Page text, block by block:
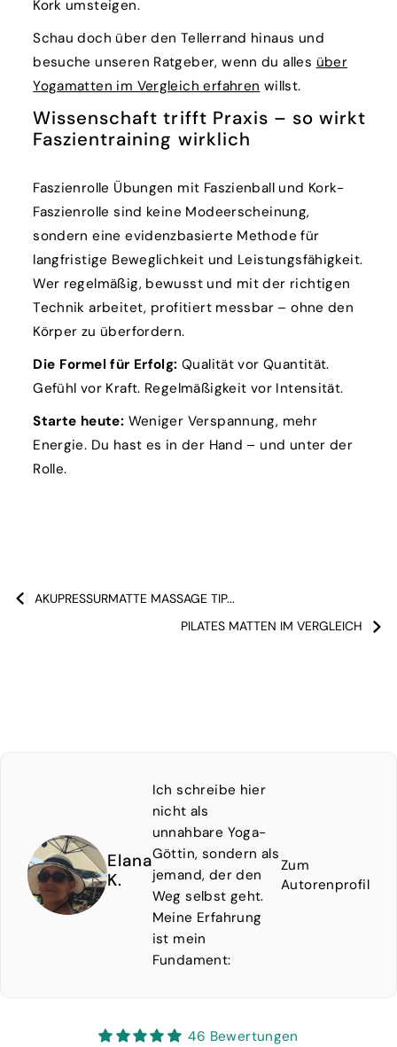
Kork umsteigen.
Schau doch über den Tellerrand hinaus und
besuche unseren Ratgeber, wenn du alles über
Yogamatten im Vergleich erfahren willst.
Wissenschaft trifft Praxis – so wirkt
Faszientraining wirklich
Faszienrolle Übungen mit Faszienball und Kork-
Faszienrolle sind keine Modeerscheinung,
sondern eine evidenzbasierte Methode für
langfristige Beweglichkeit und Leistungsfähigkeit.
Wer regelmäßig, bewusst und mit der richtigen
Technik arbeitet, profitiert messbar – ohne den
Körper zu überfordern.
Die Formel für Erfolg: Qualität vor Quantität.
Gefühl vor Kraft. Regelmäßigkeit vor Intensität.
Starte heute: Weniger Verspannung, mehr
Energie. Du hast es in der Hand – und unter der
Rolle.
AKUPRESSURMATTE MASSAGE TIP...
PILATES MATTEN IM VERGLEICH
Elana
K.
Ich schreibe hier
nicht als
unnahbare Yoga-
Göttin, sondern als
jemand, der den
Weg selbst geht.
Meine Erfahrung
ist mein
Fundament:
Zum
Autorenprofil
46 Bewertungen